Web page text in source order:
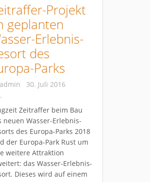
Projekt
geplanten
Erlebnis-
des
Parks
admin 30. Juli 2016
Zeitraffer beim Bau
neuen Wasser-Erlebnis-
des Europa-Parks 2018
der Europa-Park Rust um
weitere Attraktion
das Wasser-Erlebnis-
Dieses wird auf einem